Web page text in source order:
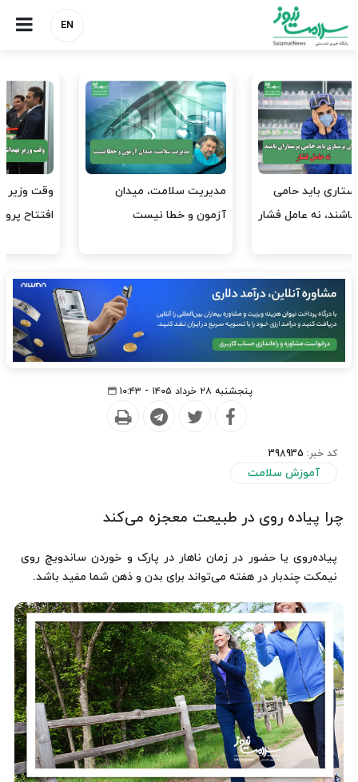
EN
وقت وزیر بهداشت باید صرف
افتتاح پروژه‌ها شود؟
واردات دارو و کالاهای اساسی
باید در اولویت تخصیص ارز
پنجشنبه ۲۸ خرداد ۱۴۰۵ - ۱۰:۴۳
کد خبر: 398935
آموزش سلامت
چرا پیاده روی در طبیعت معجزه می‌کند
پیاده‌روی یا حضور در زمان ناهار در پارک و خوردن ساندویچ روی
نیمکت چندبار در هفته می‌تواند برای بدن و ذهن شما مفید باشد.